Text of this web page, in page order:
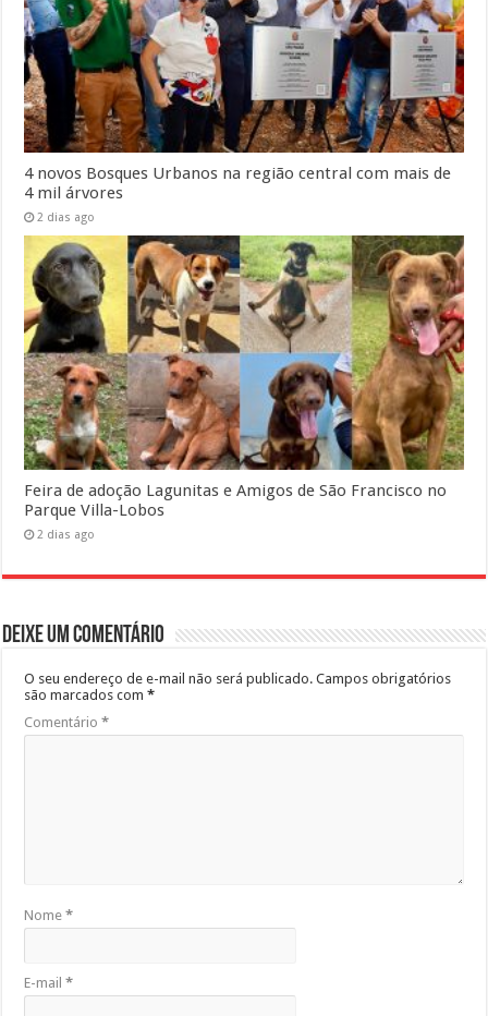
4 novos Bosques Urbanos na região central com mais de
4 mil árvores
2 dias ago
Feira de adoção Lagunitas e Amigos de São Francisco no
Parque Villa-Lobos
2 dias ago
Deixe um comentário
O seu endereço de e-mail não será publicado. Campos obrigatórios
são marcados com*
Comentário*
Nome*
E-mail*